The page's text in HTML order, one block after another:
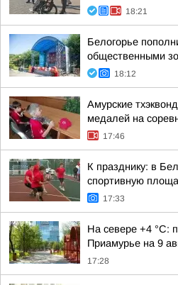
18:21
Белогорье
общественными
18:12
Амурские
медалей на
17:46
К празднику: в
спортивную
17:33
На севере +4 °С:
Приамурье на 9
17:28